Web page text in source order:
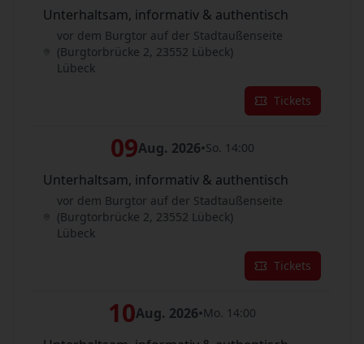
Unterhaltsam, informativ & authentisch
vor dem Burgtor auf der Stadtaußenseite
(Burgtorbrücke 2, 23552 Lübeck)
Lübeck
Tickets
09Aug. 2026•So. 14:00
Unterhaltsam, informativ & authentisch
vor dem Burgtor auf der Stadtaußenseite
(Burgtorbrücke 2, 23552 Lübeck)
Lübeck
Tickets
10Aug. 2026•Mo. 14:00